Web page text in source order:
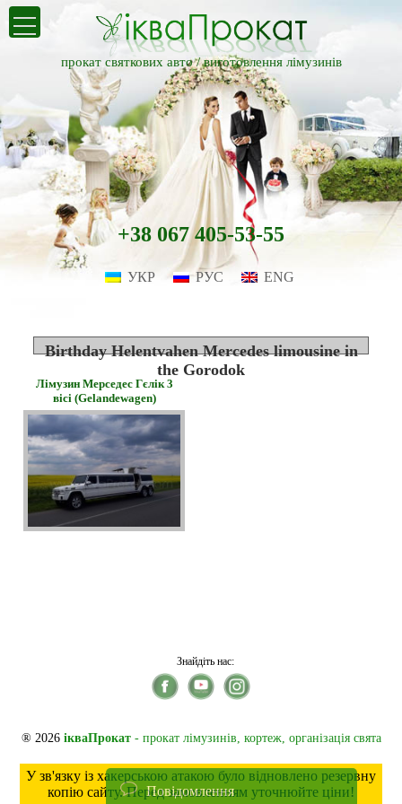
прокат святкових авто /виготовлення лімузинів
+38 067 405-53-55
УКР РУС ENG
Birthday Helentvahen Mercedes limousine in
the Gorodok
Лімузин Мерседес Гєлік 3
вісі (Gelandewagen)
Знайдіть нас:
® 2026 ікваПрокат- прокат лімузинів, кортеж, організація свята
У зв'язку із хакерською атакою було відновлено резервну
копію сайту. Перед замовленням уточнюйте ціни!
Повідомлення